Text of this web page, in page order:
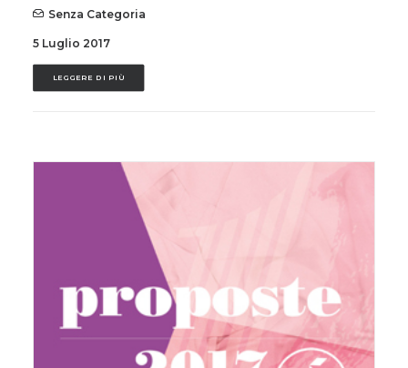
Senza Categoria
5 Luglio 2017
LEGGERE DI PIÙ